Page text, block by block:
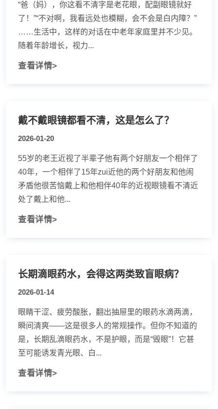
“爸（妈），你这看不清字是老花眼，配副眼镜就好
了！”“不对啊，我看远处也模糊，会不会是白内障？”
……生活中，这样的对话在中老年家庭里并不少见。
随着年龄增长，视力...
查看详情>
戴不戴眼镜都看不清，这是怎么了？
2026-01-20
55岁的老王近视了半辈子他有两个好朋友一个相伴了
40年，一个相伴了15年zui近他的两个好朋友和他闹
矛盾他很苦恼戴上和他相伴40年的近视眼镜看不清近
处了戴上和他...
查看详情>
长期滴眼药水，会得这两类致盲眼病？
2026-01-14
眼睛干涩、疲劳酸胀，翻出抽屉里的眼药水滴两滴，
瞬间清爽——这是很多人的常规操作。但你不知道的
是，长期乱滴眼药水，不是护眼，而是“毁眼”！它甚
至可能诱发青光眼、白...
查看详情>